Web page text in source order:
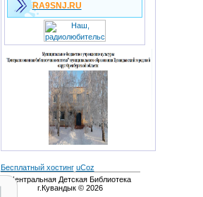
RA9SNJ.RU
Бесплатный хостинг uCoz
Центральная Детская Библиотека
г.Кувандык © 2026